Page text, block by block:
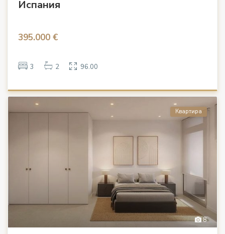
Испания
395.000 €
3 2 96.00
8
Квартира